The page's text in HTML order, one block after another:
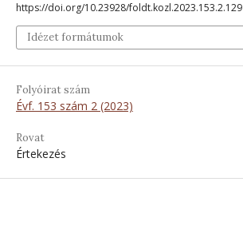
https://doi.org/10.23928/foldt.kozl.2023.153.2.129
Idézet formátumok
Folyóirat szám
Évf. 153 szám 2 (2023)
Rovat
Értekezés